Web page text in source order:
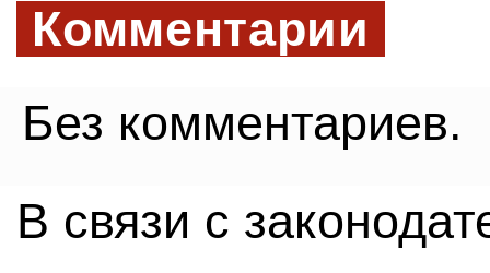
Комментарии
Без комментариев.
В связи с